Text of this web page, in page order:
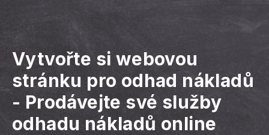
Vytvořte si webovou
stránku pro odhad nákladů
- Prodávejte své služby
odhadu nákladů online